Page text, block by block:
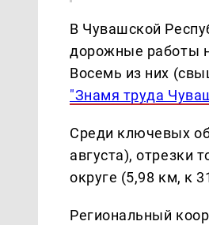
В Чувашской
дорожные работы
Восемь из них
"Знамя труда
Среди ключевых
августа), отрезки
округе (5,98 км, к
Региональный